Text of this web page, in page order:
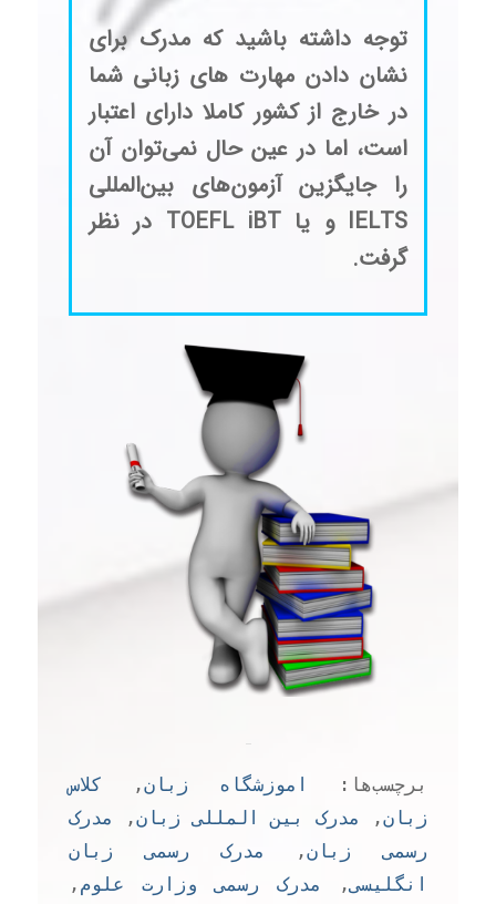
توجه داشته باشید که مدرک برای
نشان دادن مهارت های زبانی شما
در خارج از کشور کاملا دارای اعتبار
است، اما در عین حال نمی‌توان آن
را جایگزین آزمون‌های بین‌المللی
IELTS و یا TOEFL iBT در نظر
گرفت.
برچسب‌ها: اموزشگاه زبان, کلاس
زبان, مدرک بین المللی زبان,
مدرک
رسمی زبان,
مدرک رسمی زبان
انگلیسی, مدرک رسمی وزارت علوم ,